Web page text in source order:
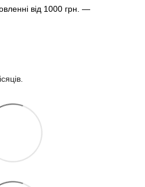
від 1000 грн. —